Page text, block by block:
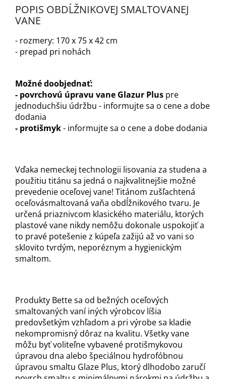
POPIS OBDĹŽNIKOVEJ SMALTOVANEJ
VANE
- rozmery: 170 x 75 x 42 cm
- prepad pri nohách
Možné doobjednať:
- povrchovú úpravu vane Glazur Plus pre
jednoduchšiu údržbu - informujte sa o cene a dobe
dodania
- protišmyk- informujte sa o cene a dobe dodania
Vďaka nemeckej technologii lisovania za studena a
použitiu titánu sa jedná o najkvalitnejšie možné
prevedenie oceľovej vane! Titánom zušľachtená
oceľovásmaltovaná vaňa obdĺžnikového tvaru. Je
určená priaznivcom klasického materiálu, ktorých
plastové vane nikdy nemôžu dokonale uspokojiť a
to pravé potešenie z kúpeľa zažijú až vo vani so
sklovito tvrdým, neporéznym a hygienickým
smaltom.
Produkty Bette sa od bežných oceľových
smaltovaných vaní iných výrobcov líšia
predovšetkým vzhľadom a pri výrobe sa kladie
nekompromisný dôraz na kvalitu. Všetky vane
môžu byť voliteľne vybavené protišmykovou
úpravou dna alebo špeciálnou hydrofóbnou
úpravou smaltu Glaze Plus, ktorý dlhodobo zaručí